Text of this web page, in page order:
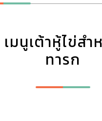
เมนูเต้าหู้ไข่สำ
ทารก